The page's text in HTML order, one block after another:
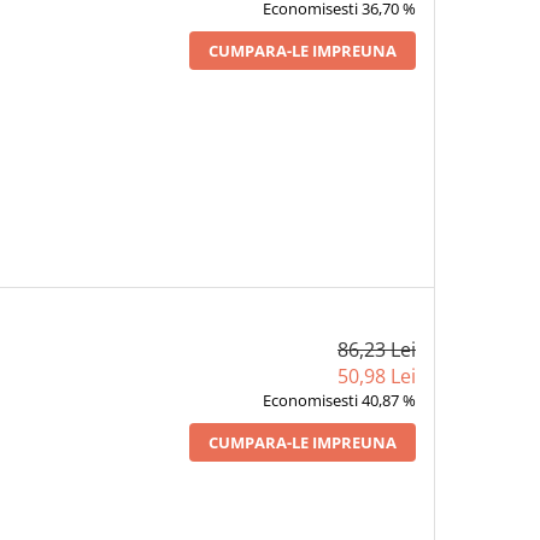
Economisesti 36,70 %
CUMPARA-LE IMPREUNA
86,23 Lei
50,98 Lei
Economisesti 40,87 %
CUMPARA-LE IMPREUNA